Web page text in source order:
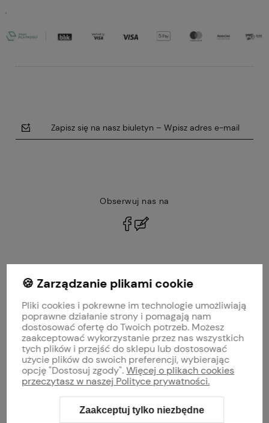
Zapisz się na nasz biuletyn – Wpisz adres e-mail
Obserwuj nas na
MOJE KONTO
PŁATNOŚCI I DOSTAWA
INFORMACJE
O NAS
🍪 Zarządzanie plikami cookie
Pliki cookies i pokrewne im technologie umożliwiają
poprawne działanie strony i pomagają nam
dostosować ofertę do Twoich potrzeb. Możesz
zaakceptować wykorzystanie przez nas wszystkich
tych plików i przejść do sklepu lub dostosować
użycie plików do swoich preferencji, wybierając
opcję "Dostosuj zgody".Więcej o plikach cookies
przeczytasz w naszej Polityce prywatności.
Zaakceptuj tylko niezbędne